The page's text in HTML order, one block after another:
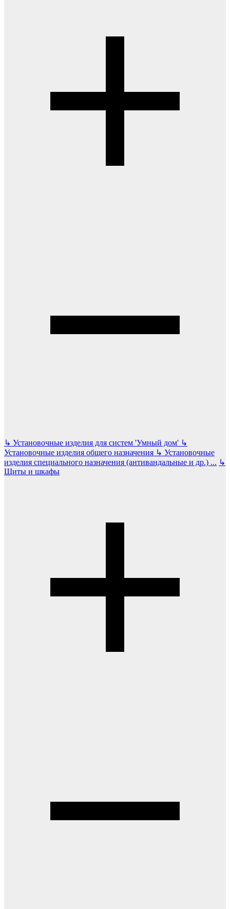
↳ Установочные изделия для систем 'Умный дом' ↳
Установочные изделия общего назначения ↳ Установочные
изделия специального назначения (антивандальные и др.) ... ↳
Щиты и шкафы